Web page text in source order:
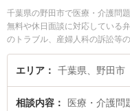
千葉県の野田市で医療・介護問
無料や休日面談に対応している
のトラブル、産婦人科の訴訟等
す。特に野田総合法律事務所の
用、強みなどが注目されていま
問題を法律相談できる野田市内
エリア 千葉県、野田市
相談内容 医療・介護問